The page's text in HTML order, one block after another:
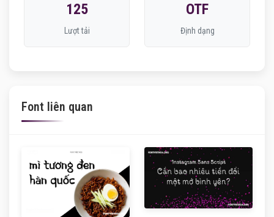
125
Lượt tải
OTF
Định dạng
Font liên quan